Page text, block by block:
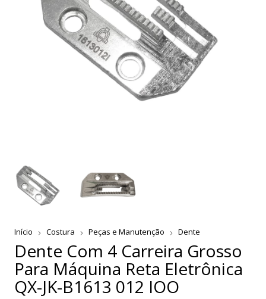
Início Costura Peças e Manutenção Dente
Dente Com 4 Carreira Grosso
Para Máquina Reta Eletrônica
QX-JK-B1613 012 IOO